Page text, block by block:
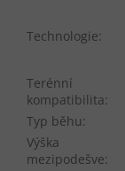
Technologie:
Terénní
kompatibilita:
Typ běhu:
Výška
mezipodešve: